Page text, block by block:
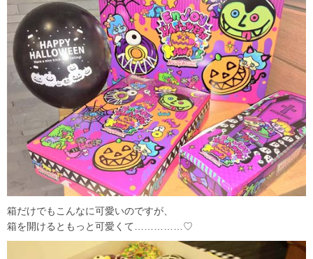
箱だけでもこんなに可愛いのですが、
箱を開けるともっと可愛くて……………♡